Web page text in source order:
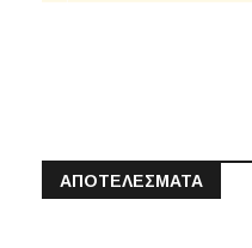
ΑΠΟΤΕΛΕΣΜΑΤΑ